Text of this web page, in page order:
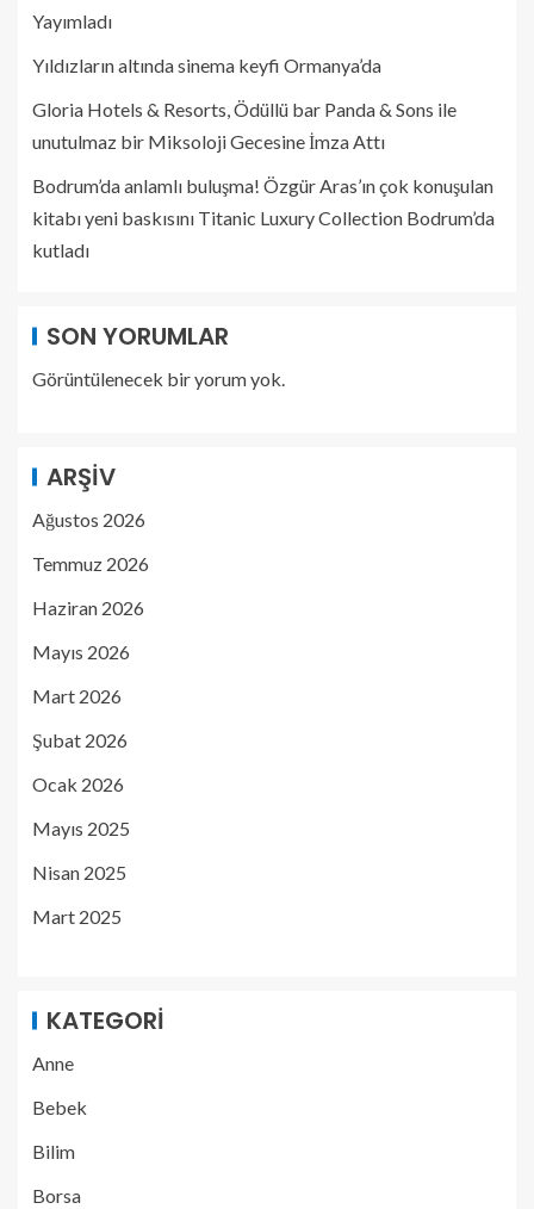
Yayımladı
Yıldızların altında sinema keyfi Ormanya’da
Gloria Hotels & Resorts, Ödüllü bar Panda & Sons ile
unutulmaz bir Miksoloji Gecesine İmza Attı
Bodrum’da anlamlı buluşma! Özgür Aras’ın çok konuşulan
kitabı yeni baskısını Titanic Luxury Collection Bodrum’da
kutladı
SON YORUMLAR
Görüntülenecek bir yorum yok.
ARŞIV
Ağustos 2026
Temmuz 2026
Haziran 2026
Mayıs 2026
Mart 2026
Şubat 2026
Ocak 2026
Mayıs 2025
Nisan 2025
Mart 2025
KATEGORI
Anne
Bebek
Bilim
Borsa